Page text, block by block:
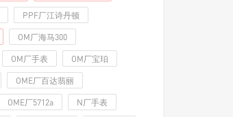
PPF厂江诗丹顿
OM厂海马300
OM厂手表 OM厂宝珀
OME厂百达翡丽
OME厂5712a N厂手表